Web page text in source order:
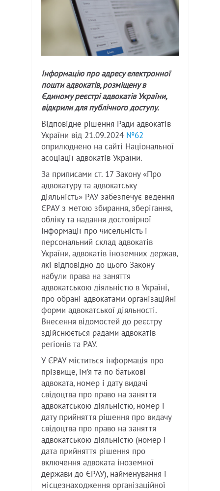
Інформацію про адресу електронної
пошти адвокатів, розміщену в
Єдиному реєстрі адвокатів України,
відкрили для публічного доступу.
Відповідне рішення Ради адвокатів
України від 21.09.2024 №62
оприлюднено на сайті Національної
асоціації адвокатів України.
За приписами ст. 17 Закону «Про
адвокатуру та адвокатську
діяльність» РАУ забезпечує ведення
ЄРАУ з метою збирання, зберігання,
обліку та надання достовірної
інформації про чисельність і
персональний склад адвокатів
України, адвокатів іноземних держав,
які відповідно до цього Закону
набули права на заняття
адвокатською діяльністю в Україні,
про обрані адвокатами організаційні
форми адвокатської діяльності.
Внесення відомостей до реєстру
здійснюється радами адвокатів
регіонів та РАУ.
У ЄРАУ міститься інформація про
прізвище, ім’я та по батькові
адвоката, номер і дату видачі
свідоцтва про право на заняття
адвокатською діяльністю, номер і
дату прийняття рішення про видачу
свідоцтва про право на заняття
адвокатською діяльністю (номер і
дата прийняття рішення про
включення адвоката іноземної
держави до ЄРАУ), найменування і
місцезнаходження організаційної